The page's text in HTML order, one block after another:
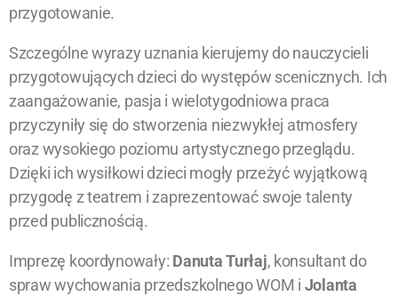
przygotowanie.
Szczególne wyrazy uznania kierujemy do nauczycieli
przygotowujących dzieci do występów scenicznych. Ich
zaangażowanie, pasja i wielotygodniowa praca
przyczyniły się do stworzenia niezwykłej atmosfery
oraz wysokiego poziomu artystycznego przeglądu.
Dzięki ich wysiłkowi dzieci mogły przeżyć wyjątkową
przygodę z teatrem i zaprezentować swoje talenty
przed publicznością.
Imprezę koordynowały: Danuta Turłaj, konsultant do
spraw wychowania przedszkolnego WOM i Jolanta